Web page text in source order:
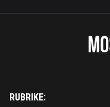
RUBRIKE: